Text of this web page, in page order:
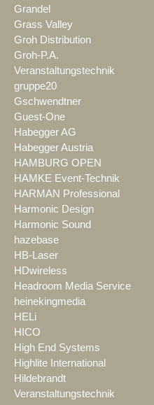
Grandel
Grass Valley
Groh Distribution
Groh-P.A.
Veranstaltungstechnik
gruppe20
Gschwendtner
Guest-One
Habegger AG
Habegger Austria
HAMBURG OPEN
HAMKE Event-Technik
HARMAN Professional
Harmonic Design
Harmonic Sound
hazebase
HB-Laser
HDwireless
Headroom Media Service
heinekingmedia
HELi
HICO
High End Systems
Highlite International
Hildebrandt
Veranstaltungstechnik